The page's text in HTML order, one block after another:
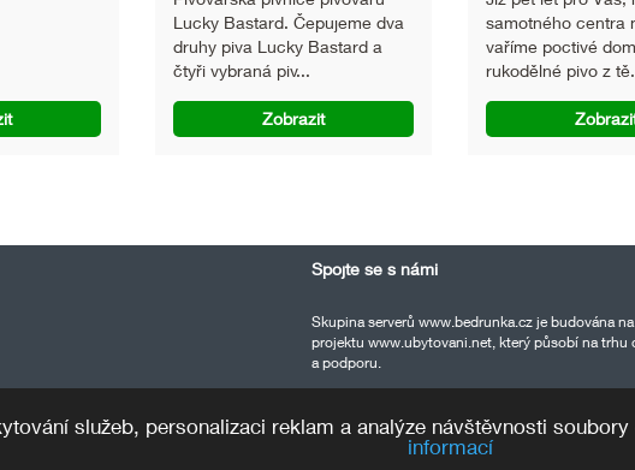
služeb, personalizaci reklam a analýze návštěvnosti
informací
Lucky Bastard. Čepujeme dva
druhy piva Lucky Bastard a
čtyři vybraná piv...
Zobrazit
samotného centra
vaříme poctivé
rukodělné pivo z
Spojte se s námi
Skupina serverů www.bedrunka.cz je budována
projektu www.ubytovani.net, který působí na trhu
a podporu.